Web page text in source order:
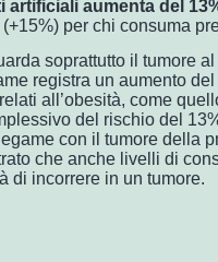
aumenta del
per chi consuma
soprattutto il tumore
registra un aumento
all’obesità, come
del rischio del
con il tumore della
che anche livelli di
di incorrere in un tumore.